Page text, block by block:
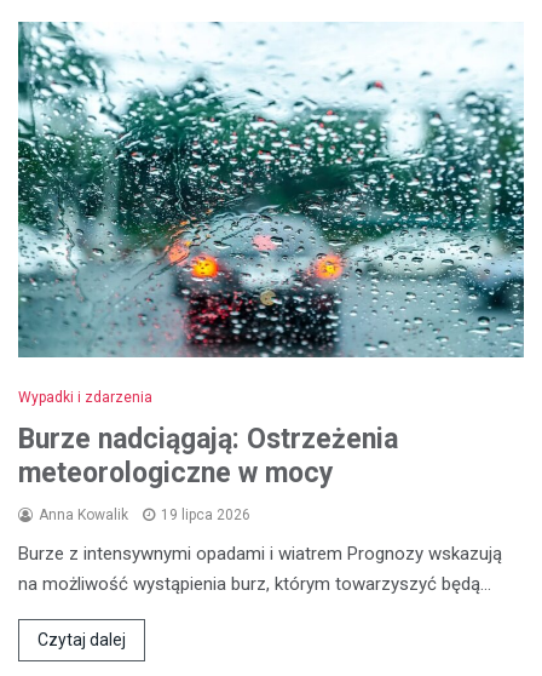
Wypadki i zdarzenia
Burze nadciągają: Ostrzeżenia
meteorologiczne w mocy
Anna Kowalik 19 lipca 2026
Burze z intensywnymi opadami i wiatrem Prognozy wskazują
na możliwość wystąpienia burz, którym towarzyszyć będą…
Czytaj dalej